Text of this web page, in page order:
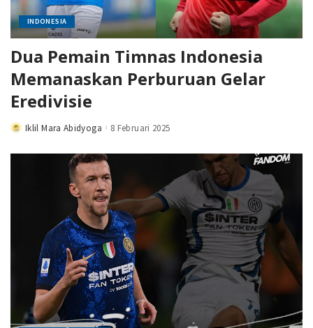
INDONESIA
Dua Pemain Timnas Indonesia
Memanaskan Perburuan Gelar
Eredivisie
PostedIklil Mara Abidyoga 8 Februari 2025